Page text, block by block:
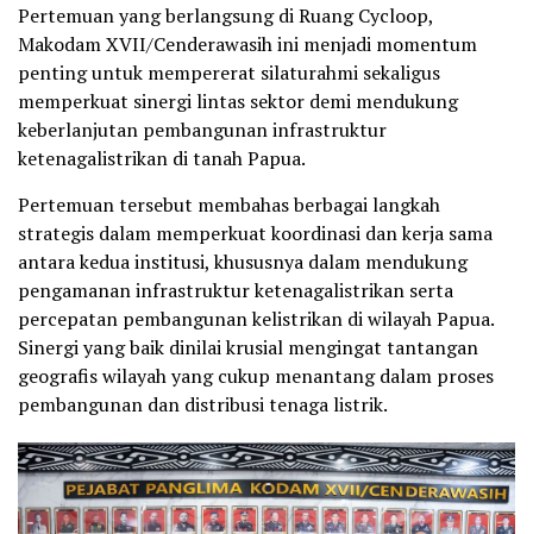
Pertemuan yang berlangsung di Ruang Cycloop,
Makodam XVII/Cenderawasih ini menjadi momentum
penting untuk mempererat silaturahmi sekaligus
memperkuat sinergi lintas sektor demi mendukung
keberlanjutan pembangunan infrastruktur
ketenagalistrikan di tanah Papua.
Pertemuan tersebut membahas berbagai langkah
strategis dalam memperkuat koordinasi dan kerja sama
antara kedua institusi, khususnya dalam mendukung
pengamanan infrastruktur ketenagalistrikan serta
percepatan pembangunan kelistrikan di wilayah Papua.
Sinergi yang baik dinilai krusial mengingat tantangan
geografis wilayah yang cukup menantang dalam proses
pembangunan dan distribusi tenaga listrik.